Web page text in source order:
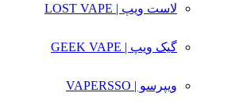
لاست ویپ | LOST VAPE
گیک ویپ | GEEK VAPE
ویپرسو | VAPERSSO